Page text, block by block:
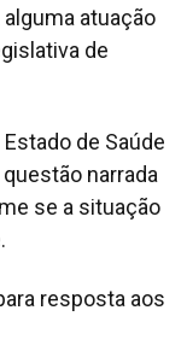
atuação
de
de Saúde
narrada
se a situação
resposta aos